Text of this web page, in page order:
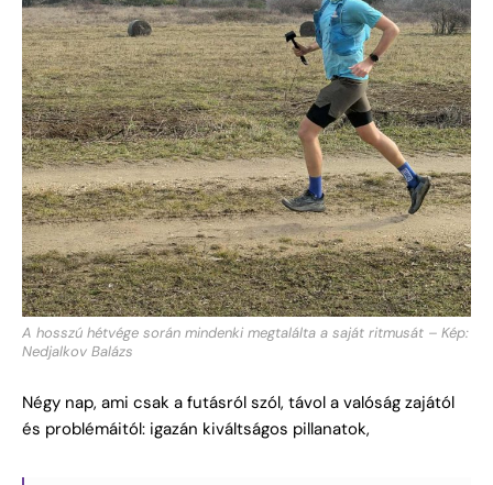
A hosszú hétvége során mindenki megtalálta a saját ritmusát – Kép:
Nedjalkov Balázs
Négy nap, ami csak a futásról szól, távol a valóság zajától
és problémáitól: igazán kiváltságos pillanatok,